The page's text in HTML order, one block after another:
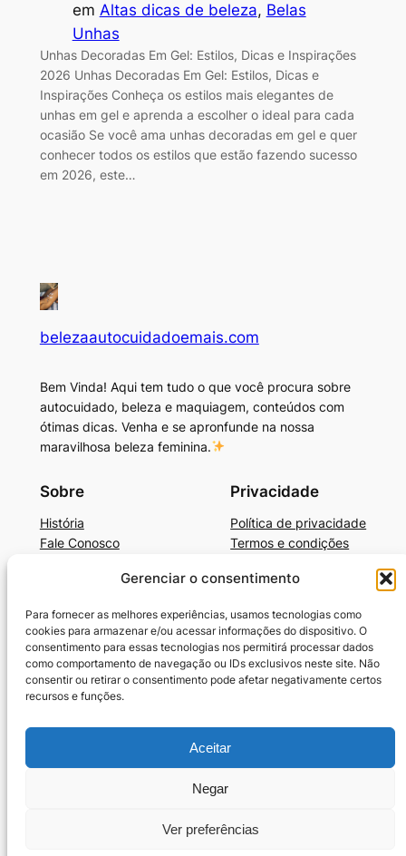
Gerenciar o consentimento
Para fornecer as melhores experiências, usamos tecnologias como
cookies para armazenar e/ou acessar informações do dispositivo. O
consentimento para essas tecnologias nos permitirá processar dados
como comportamento de navegação ou IDs exclusivos neste site. Não
consentir ou retirar o consentimento pode afetar negativamente certos
recursos e funções.
Aceitar
Negar
Ver preferências
em Altas dicas de beleza, Belas
Unhas
Unhas Decoradas Em Gel: Estilos, Dicas e Inspirações
2026 Unhas Decoradas Em Gel: Estilos, Dicas e
Inspirações Conheça os estilos mais elegantes de
unhas em gel e aprenda a escolher o ideal para cada
ocasião Se você ama unhas decoradas em gel e quer
conhecer todos os estilos que estão fazendo sucesso
em 2026, este…
belezaautocuidadoemais.com
Bem Vinda! Aqui tem tudo o que você procura sobre
autocuidado, beleza e maquiagem, conteúdos com
ótimas dicas. Venha e se apronfunde na nossa
maravilhosa beleza feminina.
Sobre
História
Fale Conosco
Privacidade
Política de privacidade
Termos e condições
Beleza, Autocuidado e Mais
BelezaAutocuidadoE+Dicas de Produtos
Cronograma Capilar
SkinCare Prático e Barato
Guia-Unhas Americanas
Guia-Unhas Decoradas em Gel
Benefícios da Vaselina
10 Melhores Cremes para Cabelos Cacheados
Política de Cookies (BR)
WordPress